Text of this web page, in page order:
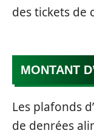
des tickets de
MONTANT
Les plafonds
de denrées